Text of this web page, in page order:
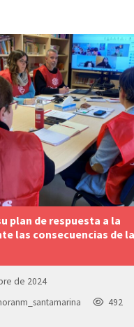
plan de respuesta a la
las consecuencias de la
de 2024
492